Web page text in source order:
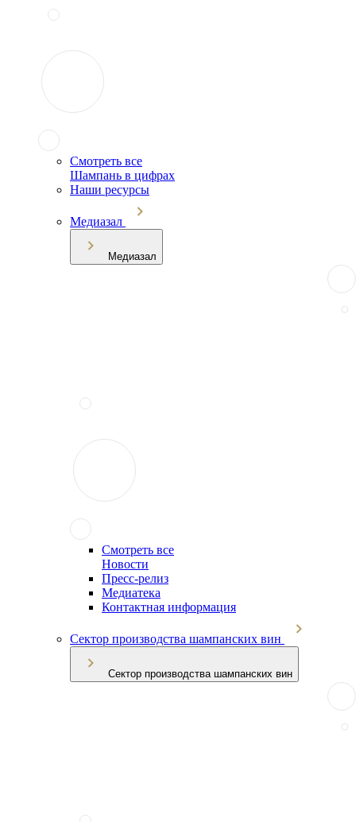
Смотреть все
Шампань в цифрах
Наши ресурсы
Медиазал
Медиазал
Смотреть все
Новости
Пресс-релиз
Медиатека
Контактная информация
Сектор производства шампанских вин
Сектор производства шампанских вин